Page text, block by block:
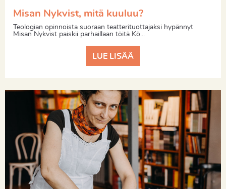
Misan Nykvist, mitä kuuluu?
Teologian opinnoista suoraan teatterituottajaksi hypännyt
Misan Nykvist paiskii parhaillaan töitä Kö...
LUE LISÄÄ